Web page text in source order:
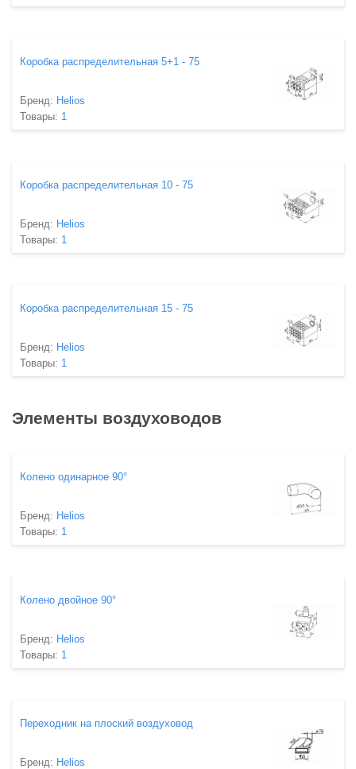
Коробка распределительная 5+1 - 75
Бренд: Helios
Товары: 1
Коробка распределительная 10 - 75
Бренд: Helios
Товары: 1
Коробка распределительная 15 - 75
Бренд: Helios
Товары: 1
Элементы воздуховодов
Колено одинарное 90°
Бренд: Helios
Товары: 1
Колено двойное 90°
Бренд: Helios
Товары: 1
Переходник на плоский воздуховод
Бренд: Helios